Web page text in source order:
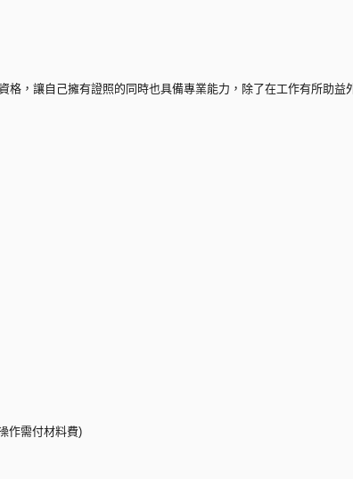
，讓自己擁有證照的同時也具備專業能力，除了在工作有所助
作需付材料費)